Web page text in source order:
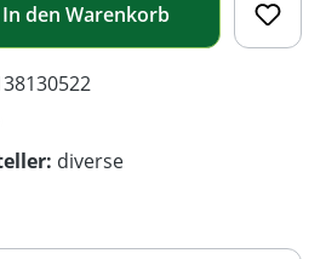
In den Warenkorb
diverse